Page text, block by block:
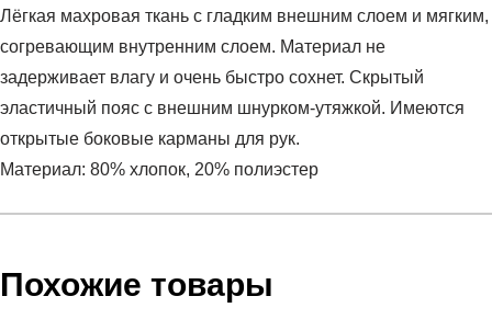
Лёгкая махровая ткань с гладким внешним слоем и мягким,
согревающим внутренним слоем. Материал не
задерживает влагу и очень быстро сохнет. Скрытый
эластичный пояс с внешним шнурком-утяжкой. Имеются
открытые боковые карманы для рук.
Материал: 80% хлопок, 20% полиэстер
SHORT
Инструкция по оплате есть в самом конце счета, который
Похожие товары